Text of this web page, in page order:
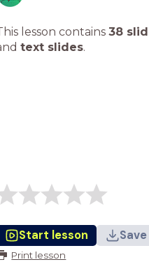
lesson contains 38
text slides.
Start lesson Save
Print lesson